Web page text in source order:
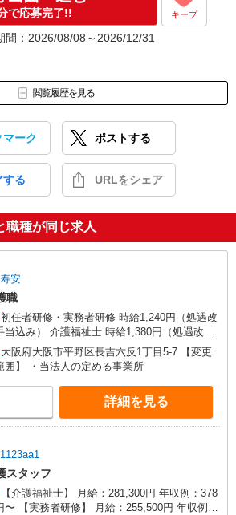
で応募完了!! キープ
間：2026/08/08～2026/12/31
閲覧履歴を見る
マーク ポストする
する URLをシェア
職種が同じ求人
安
職
初任者研修・実務者研修 時給1,240円（処遇改
当込み） 介護福祉士 時給1,380円（処遇改善
込み） ※別途、送迎1回ごとに手当あり ※試
間3ヶ月（同条件）
大阪府大阪市平野区長吉六反1丁目5-7 【変更
囲】 ・当法人の定める事業所
詳細を見る
スタッフ
【介護福祉士】 月給：281,300円 年収例：378
255,500円 年収例：